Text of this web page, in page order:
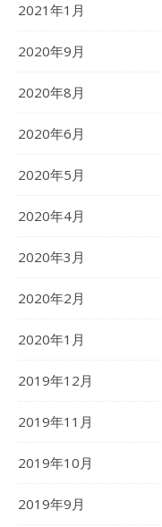
2021年1月
2020年9月
2020年8月
2020年6月
2020年5月
2020年4月
2020年3月
2020年2月
2020年1月
2019年12月
2019年11月
2019年10月
2019年9月